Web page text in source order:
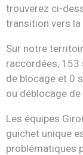
trouverez ci-
transition vers
Sur notre
raccordées,
de blocage et 0
ou déblocage
Les équipes
guichet unique
problématiques